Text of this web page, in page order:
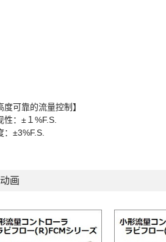
度可靠的流量控制】
性：±１%F.S.
：±3%F.S.
画